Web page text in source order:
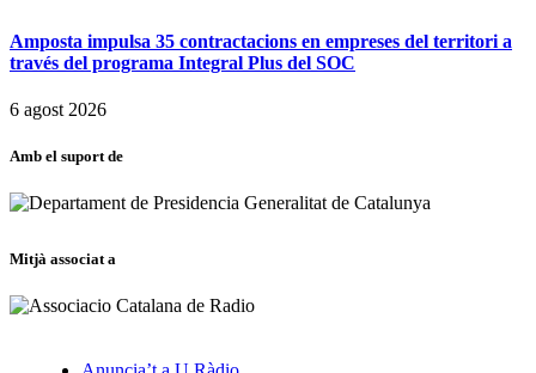
Amposta impulsa 35 contractacions en empreses del territori a
través del programa Integral Plus del SOC
6 agost 2026
Amb el suport de
Mitjà associat a